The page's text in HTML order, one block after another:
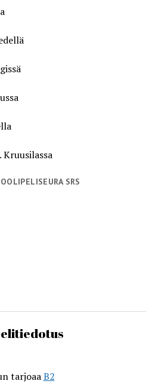
Kruusilassa
SRS
tarjoaaB2